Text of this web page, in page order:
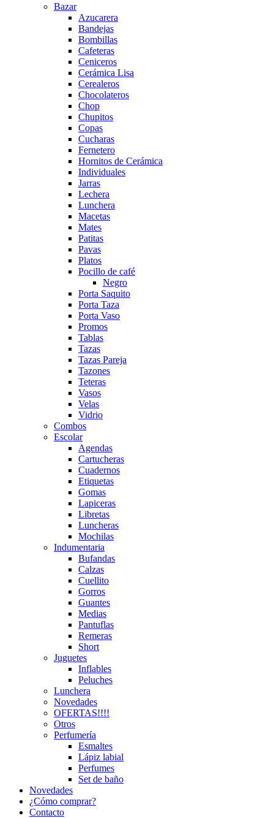
Bazar
Azucarera
Bandejas
Bombillas
Cafeteras
Ceniceros
Cerámica Lisa
Cerealeros
Chocolateros
Chop
Chupitos
Copas
Cucharas
Fernetero
Hornitos de Cerámica
Individuales
Jarras
Lechera
Lunchera
Macetas
Mates
Patitas
Pavas
Platos
Pocillo de café
Negro
Porta Saquito
Porta Taza
Porta Vaso
Promos
Tablas
Tazas
Tazas Pareja
Tazones
Teteras
Vasos
Velas
Vidrio
Combos
Escolar
Agendas
Cartucheras
Cuadernos
Etiquetas
Gomas
Lapiceras
Libretas
Luncheras
Mochilas
Indumentaria
Bufandas
Calzas
Cuellito
Gorros
Guantes
Medias
Pantuflas
Remeras
Short
Juguetes
Inflables
Peluches
Lunchera
Novedades
OFERTAS!!!!
Otros
Perfumería
Esmaltes
Lápiz labial
Perfumes
Set de baño
Novedades
¿Cómo comprar?
Contacto